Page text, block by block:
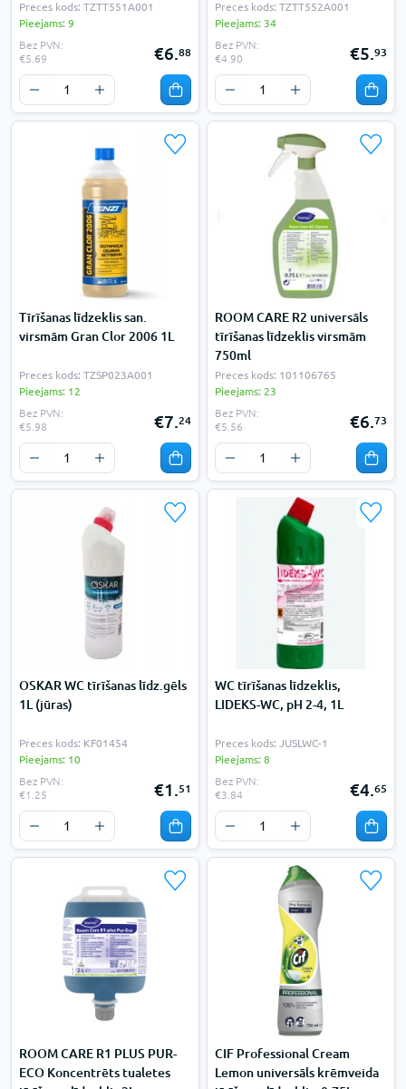
Preces kods: TZTT551A001
Pieejams: 9
Bez PVN:
€5.69
€6.88
Preces kods: TZTT552A001
Pieejams: 34
Bez PVN:
€4.90
€5.93
Tīrīšanas līdzeklis san.
virsmām Gran Clor 2006 1L
Preces kods: TZSP023A001
Pieejams: 12
Bez PVN:
€5.98
€7.24
ROOM CARE R2 universāls
tīrīšanas līdzeklis virsmām
750ml
Preces kods: 101106765
Pieejams: 23
Bez PVN:
€5.56
€6.73
OSKAR WC tīrīšanas līdz.gēls
1L (jūras)
Preces kods: KF01454
Pieejams: 10
Bez PVN:
€1.25
€1.51
WC tīrīšanas līdzeklis,
LIDEKS-WC, pH 2-4, 1L
Preces kods: JUSLWC-1
Pieejams: 8
Bez PVN:
€3.84
€4.65
ROOM CARE R1 PLUS PUR-
ECO Koncentrēts tualetes
CIF Professional Cream
Lemon universāls krēmveida